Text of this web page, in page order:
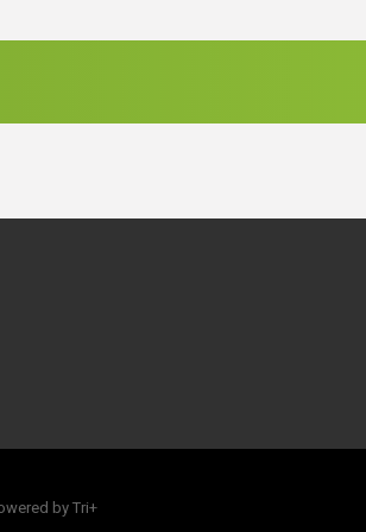
by Tri+